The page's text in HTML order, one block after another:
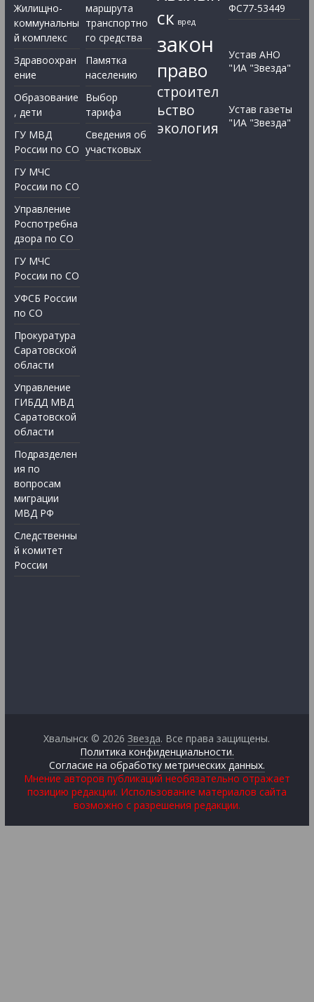
Жилищно-
коммунальны
й комплекс
Здравоохран
ение
Образование
, дети
ГУ МВД
России по СО
ГУ МЧС
России по СО
Управление
Роспотребна
дзора по СО
ГУ МЧС
России по СО
УФСБ России
по СО
Прокуратура
Саратовской
области
Управление
ГИБДД МВД
Саратовской
области
Подразделен
ия по
вопросам
миграции
МВД РФ
Следственны
й комитет
России
маршрута
транспортно
го средства
Памятка
населению
Выбор
тарифа
Сведения об
участковых
ск вред
закон
право
строител
ьство
экология
ФС77-53449
Устав АНО
"ИА "Звезда"
Устав газеты
"ИА "Звезда"
Хвалынск © 2026Звезда. Все права защищены.
Политика конфиденциальности.
Согласие на обработку метрических данных.
Мнение авторов публикаций необязательно отражает
позицию редакции. Использование материалов сайта
возможно с разрешения редакции.